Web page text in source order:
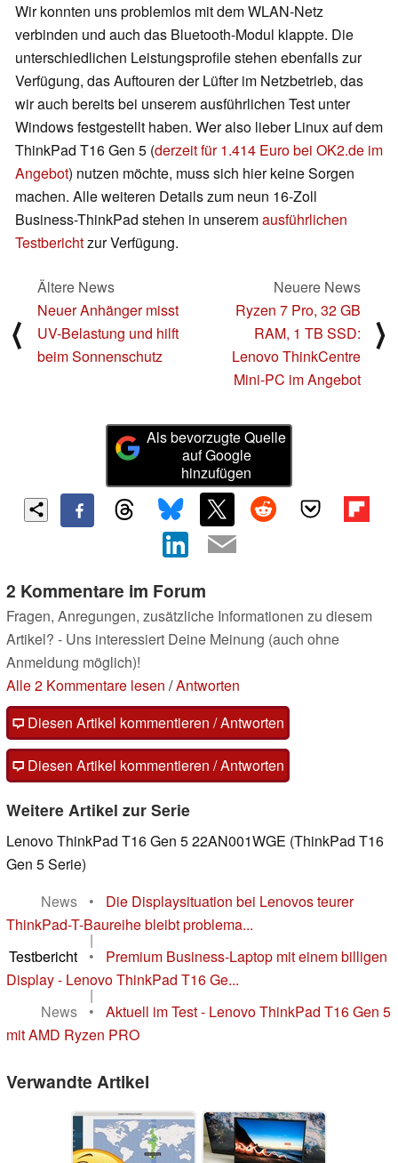
Wir konnten uns problemlos mit dem WLAN-Netz
verbinden und auch das Bluetooth-Modul klappte. Die
unterschiedlichen Leistungsprofile stehen ebenfalls zur
Verfügung, das Auftouren der Lüfter im Netzbetrieb, das
wir auch bereits bei unserem ausführlichen Test unter
Windows festgestellt haben. Wer also lieber Linux auf dem
ThinkPad T16 Gen 5 (derzeit für 1.414 Euro bei OK2.de im
Angebot) nutzen möchte, muss sich hier keine Sorgen
machen. Alle weiteren Details zum neun 16-Zoll
Business-ThinkPad stehen in unseremausführlichen
Testberichtzur Verfügung.
⟨
Ältere News
Neuer Anhänger misst
UV-Belastung und hilft
beim Sonnenschutz
Neuere News
Ryzen 7 Pro, 32 GB
RAM, 1 TB SSD:
Lenovo ThinkCentre
Mini-PC im Angebot
⟩
Als bevorzugte Quelle
auf Google
hinzufügen
2 Kommentare im Forum
Fragen, Anregungen, zusätzliche Informationen zu diesem
Artikel? - Uns interessiert Deine Meinung (auch ohne
Anmeldung möglich)!
Alle 2 Kommentare lesen /Antworten
Diesen Artikel kommentieren / Antworten
Diesen Artikel kommentieren / Antworten
Weitere Artikel zur Serie
Lenovo ThinkPad T16 Gen 5 22AN001WGE (ThinkPad T16
Gen 5 Serie)
News
•
Die Displaysituation bei Lenovos teurer
ThinkPad-T-Baureihe bleibt problema...
|
Testbericht
•
Premium Business-Laptop mit einem billigen
Display - Lenovo ThinkPad T16 Ge...
|
News
•
Aktuell im Test - Lenovo ThinkPad T16 Gen 5
mit AMD Ryzen PRO
Verwandte Artikel